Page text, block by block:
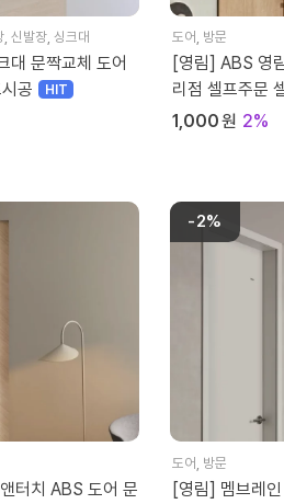
,신발장 ,싱크대
대 문짝교체 도어
공
도어 방문
[영림] ABS 영
리점 셀프주문
1,000원 2%
터치 ABS 도어 문
-2%
도어 방문
[영림] 멤브레